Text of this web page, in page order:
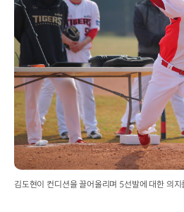
김도현이 컨디션을 끌어올리며 5선발에 대한 의지